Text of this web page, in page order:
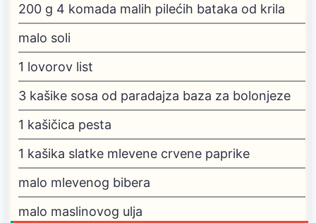
200 g 4 komada malih pilećih bataka od krila
malo soli
1 lovorov list
3 kašike sosa od paradajza baza za bolonjeze
1 kašičica pesta
1 kašika slatke mlevene crvene paprike
malo mlevenog bibera
malo maslinovog ulja